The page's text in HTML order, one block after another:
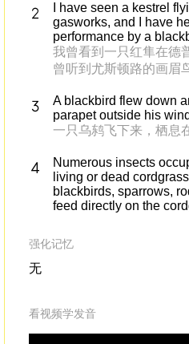
I have seen a kestrel
gasworks, and I have
performance by a
我曾看到一只红隼在德
曾听到尤斯顿路的画眉
A blackbird flew down
parapet outside his
一只乌鸫飞下来，栖息
Numerous insects
living or dead
blackbirds, sparrows,
feed directly on the
强化记忆
无
看视频学发音